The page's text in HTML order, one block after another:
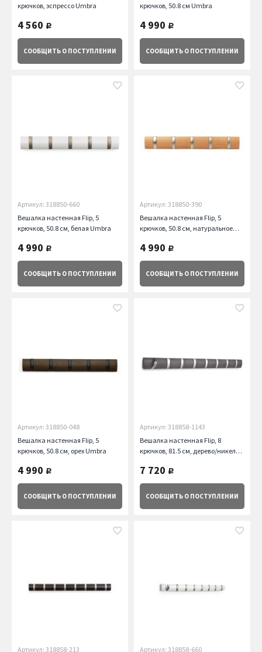
крючков, эспрессо Umbra
4 560 руб.
СООБЩИТЬ О ПОСТУПЛЕНИИ
крючков, 50.8 см Umbra
4 990 руб.
СООБЩИТЬ О ПОСТУПЛЕНИИ
Артикул: 318850-660
Вешалка настенная Flip, 5
крючков, 50.8 см, белая Umbra
4 990 руб.
СООБЩИТЬ О ПОСТУПЛЕНИИ
Артикул: 318850-390
Вешалка настенная Flip, 5
крючков, 50.8 см, натуральное
4 990 руб.
СООБЩИТЬ О ПОСТУПЛЕНИИ
Артикул: 318850-048
Вешалка настенная Flip, 5
крючков, 50.8 см, орех Umbra
4 990 руб.
СООБЩИТЬ О ПОСТУПЛЕНИИ
Артикул: 318858-1143
Вешалка настенная Flip, 8
крючков, 81.5 см, дерево/никель
7 720 руб.
СООБЩИТЬ О ПОСТУПЛЕНИИ
Артикул: 318858-213
Артикул: 318858-660